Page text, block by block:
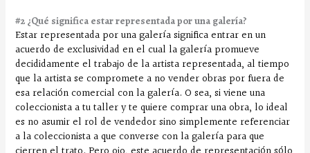
#2 ¿Qué significa estar representada por una galería?
Estar representada por una galería significa entrar en un
acuerdo de exclusividad en el cual la galería promueve
decididamente el trabajo de la artista representada, al tiempo
que la artista se compromete a no vender obras por fuera de
esa relación comercial con la galería. O sea, si viene una
coleccionista a tu taller y te quiere comprar una obra, lo ideal
es no asumir el rol de vendedor sino simplemente referenciar
a la coleccionista a que converse con la galería para que